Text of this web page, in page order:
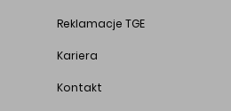
Reklamacje TGE
Kariera
Kontakt